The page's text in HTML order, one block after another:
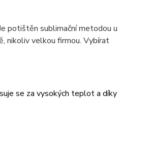
potištěn sublimační metodou u
nikoliv velkou firmou. Vybírat
se za vysokých teplot a díky